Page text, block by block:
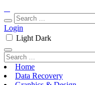
Login
Light Dark
Home
Data Recovery